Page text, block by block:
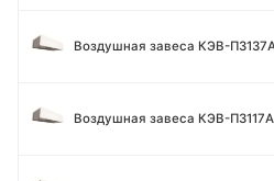
Воздушная завеса КЭВ-
Воздушная завеса КЭВ-П3117A